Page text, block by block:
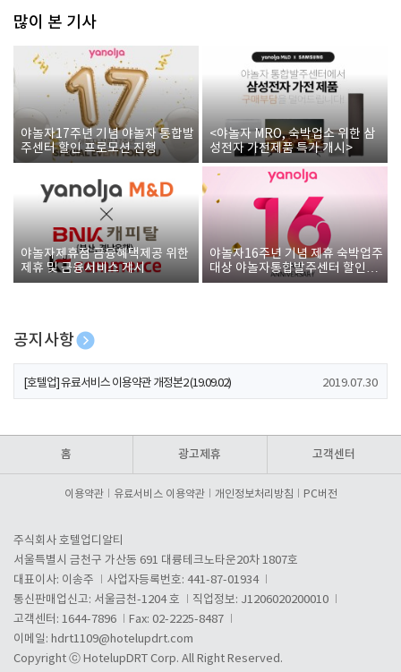
많이 본 기사
야놀자17주년 기념 야놀자 통합발
주센터 할인 프로모션 진행
<야놀자 MRO, 숙박업소 위한 삼
성전자 가전제품 특가 개시>
야놀자제휴점 금융혜택제공 위한
제휴 및 금융서비스 게시
야놀자16주년 기념 제휴 숙박업주
대상 야놀자통합발주센터 할인쿠
폰 증정
공지사항
[호텔업] 개인정보 처리방침 개정본1 (19.09.02)
[호텔업] 유료서비스 이용약관 개정본2 (19.09.02) 2019.07.30
홈 광고제휴 고객센터
이용약관 유료서비스 이용약관 개인정보처리방침 PC버전
주식회사 호텔업디알티
서울특별시 금천구 가산동 691 대륭테크노타운20차 1807호
대표이사: 이송주
사업자등록번호: 441-87-01934
통신판매업신고: 서울금천-1204 호
직업정보: J1206020200010
고객센터: 1644-7896
Fax: 02-2225-8487
이메일: hdrt1109@hotelupdrt.com
Copyright ⓒ HotelupDRT Corp. All Right Reserved.